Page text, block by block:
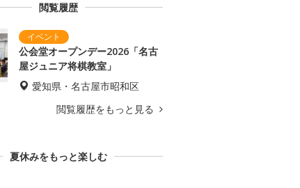
閲覧履歴
公会堂オープンデー2026「名古
屋ジュニア将棋教室」
愛知県・名古屋市昭和区
閲覧履歴をもっと見る
夏休みをもっと楽しむ